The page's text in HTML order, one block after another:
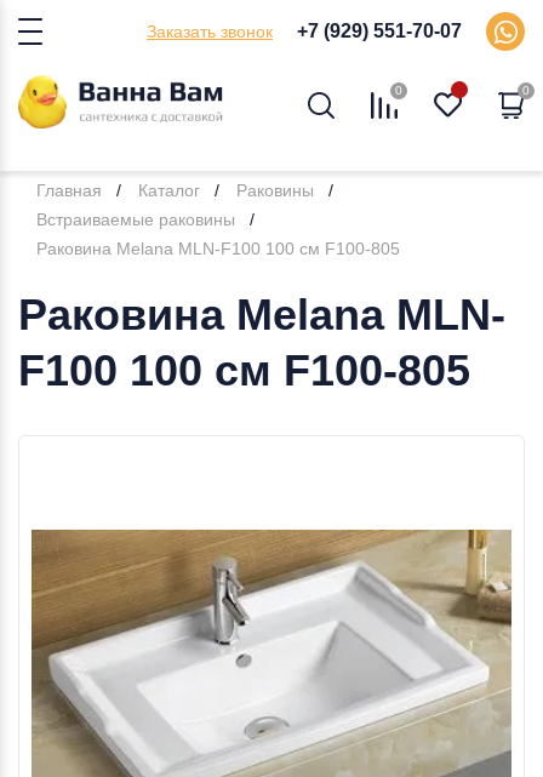
Заказать звонок +7 (929) 551-70-07
0 0
Главная Каталог
Раковины
Встраиваемые раковины
Раковина Melana MLN-F100 100 см F100-805
Раковина Melana MLN-
F100 100 см F100-805